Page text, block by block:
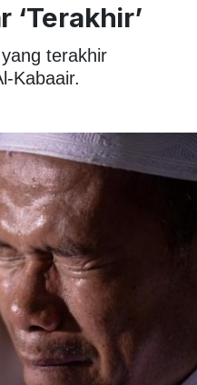
‘Terakhir’
terakhir
Kabaair.